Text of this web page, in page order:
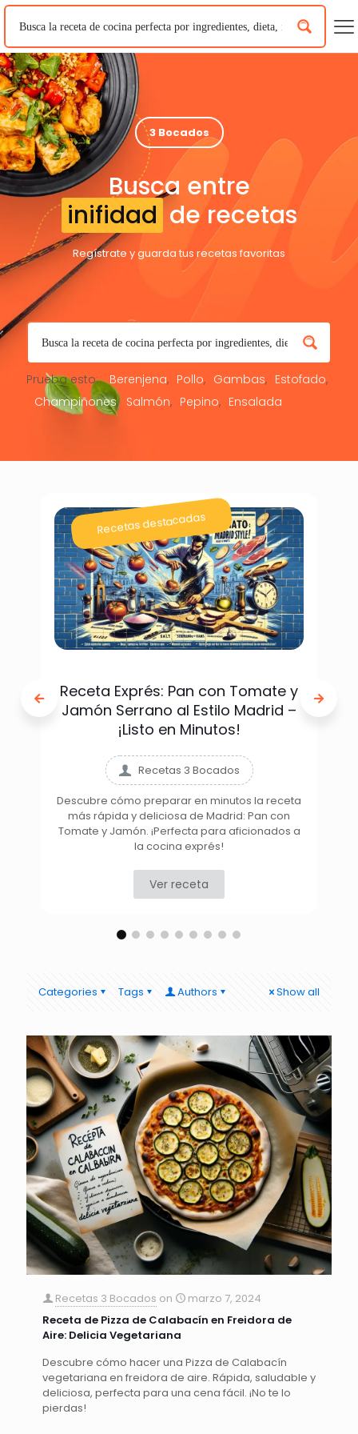
3 Bocados
Busca entre
inifidad de recetas
Regístrate y guarda tus recetas favoritas
Prueba esto: Berenjena Pollo Gambas
Estofado
Champiñones
Salmón Pepino Ensalada
Recetas destacadas
Receta Exprés: Pan con Tomate y
Jamón Serrano al Estilo Madrid –
¡Listo en Minutos!
Recetas 3 Bocados
Descubre cómo preparar en minutos la receta
más rápida y deliciosa de Madrid: Pan con
Tomate y Jamón. ¡Perfecta para aficionados a
la cocina exprés!
Ver receta
Categories Tags Authors Show all
Recetas 3 Bocados on
marzo 7, 2024
Receta de Pizza de Calabacín en Freidora de
Aire: Delicia Vegetariana
Descubre cómo hacer una Pizza de Calabacín
vegetariana en freidora de aire. Rápida, saludable y
deliciosa, perfecta para una cena fácil. ¡No te lo
pierdas!